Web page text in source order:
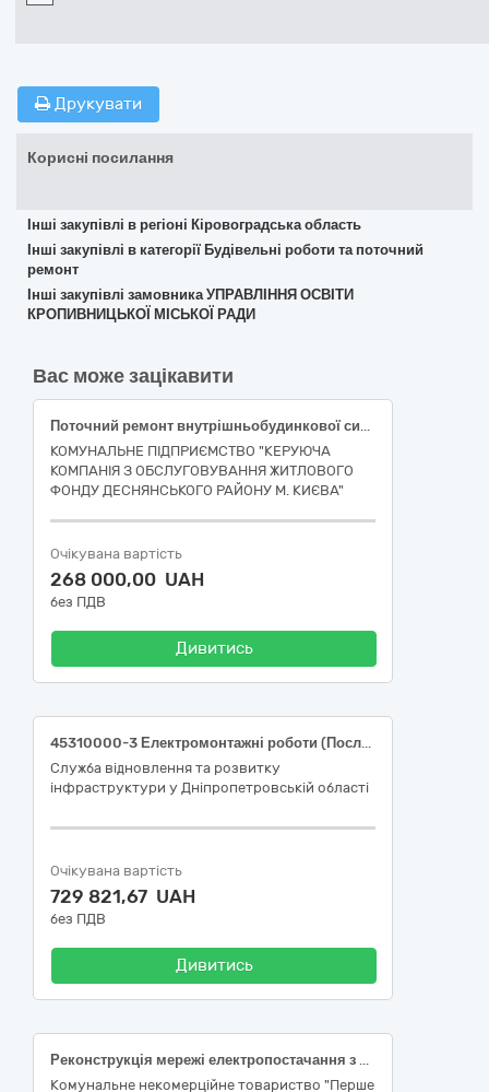
Друкувати
Корисні посилання
Інші закупівлі в регіоні Кіровоградська область
Інші закупівлі в категорії Будівельні роботи та поточний
ремонт
Інші закупівлі замовника УПРАВЛІННЯ ОСВІТИ
КРОПИВНИЦЬКОЇ МІСЬКОЇ РАДИ
Вас може зацікавити
Поточний ремонт внутрішньобудинкової системи електропостачання житлового будинку за адресою: вулиця Оноре де Бальзака, 4 у Деснянському районі м. Києва за ДК 021:2015 (CPV) 45310000-3 Електромонтажні роботи
КОМУНАЛЬНЕ ПІДПРИЄМСТВО "КЕРУЮЧА
КОМПАНІЯ З ОБСЛУГОВУВАННЯ ЖИТЛОВОГО
ФОНДУ ДЕСНЯНСЬКОГО РАЙОНУ М. КИЄВА"
Очікувана вартість
268 000,00 UAH
без ПДВ
Дивитись
45310000-3 Електромонтажні роботи (Послуги з відновлення електропостачання адміністративної будівлі за адресою: м.Дніпро, вул. Паторжинського,17)
Служба відновлення та розвитку
інфраструктури у Дніпропетровській області
Очікувана вартість
729 821,67 UAH
без ПДВ
Дивитись
Реконструкція мережі електропостачання з встановленням дизель-генератора для забезпечення резервного живлення в КНТ «Перше Вінницьке територіальне медичне об’єднання» за адресою м.Вінниця, Хмельницьке шосе,98-Б (коригування) (код ДК 021:2015 Єдиного закупівельного словника 45310000-3 – Електромонтажні роботи)
Комунальне некомерційне товариство "Перше